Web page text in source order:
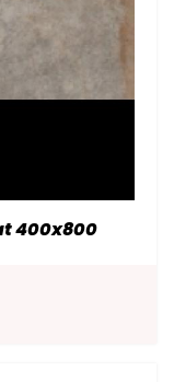
400x800